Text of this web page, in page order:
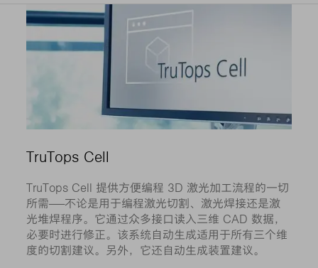
TruTops Cell
TruTops Cell 提供方便编程 3D 激光加工流程的一切
所需——不论是用于编程激光切割、激光焊接还是激
光堆焊程序。它通过众多接口读入三维 CAD 数据，
必要时进行修正。该系统自动生成适用于所有三个维
度的切割建议。另外，它还自动生成装置建议。